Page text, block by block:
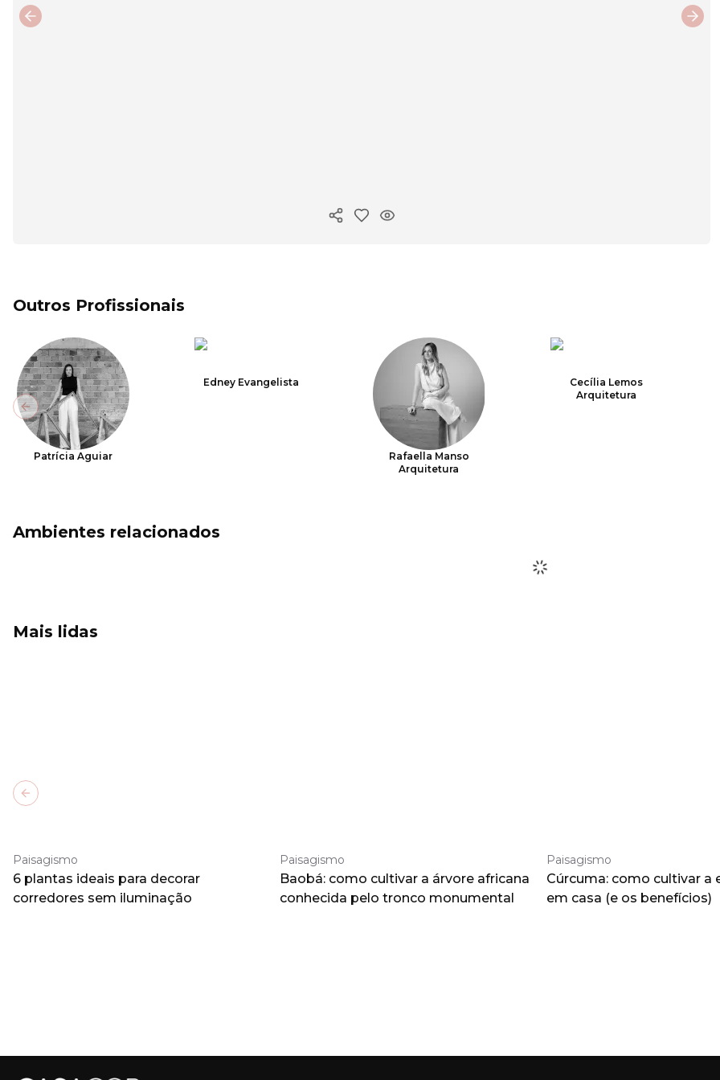
Copiar link
Previous slide Next
Outros Profissionais
Patrícia Aguiar
Edney Evangelista
Rafaella Manso
Arquitetura
Cecília Lemos
Arquitetura
Previous slide
Ambientes relacionados
Mais lidas
Paisagismo
6 plantas ideais para decorar
corredores sem iluminação
Paisagismo
Baobá: como cultivar a árvore africana
conhecida pelo tronco monumental
Paisagismo
Cúrcuma: como cultivar a
em casa (e os benefícios)
Previous slide